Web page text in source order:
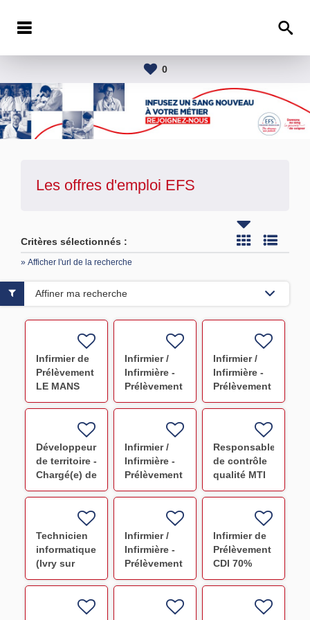
0
Les offres d'emploi EFS
Critères sélectionnés :
» Afficher l'url de la recherche
Infirmier de
Prélèvement
LE MANS
INT F/H
Infirmier /
Infirmière -
Prélèvement
CHARTRES
Infirmier /
Infirmière -
Prélèvement
INT
Développeur
de territoire -
Chargé(e) de
la promotion
Infirmier /
Infirmière -
Prélèvement
Auch F/H
Responsable
de contrôle
qualité MTI
F/H
Technicien
informatique
(Ivry sur
Seine) F/H
Infirmier /
Infirmière -
Prélèvement
CHARTRES
Infirmier de
Prélèvement
CDI 70%
CHAUMONT
Affiner ma recherche